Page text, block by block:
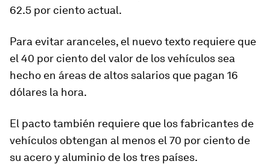
62.5 por ciento actual.
Para evitar aranceles, el nuevo texto requiere que
el 40 por ciento del valor de los vehículos sea
hecho en áreas de altos salarios que pagan 16
dólares la hora.
El pacto también requiere que los fabricantes de
vehículos obtengan al menos el 70 por ciento de
su acero y aluminio de los tres países.